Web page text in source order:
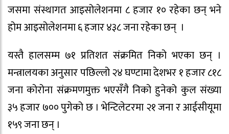
जसमा संस्थागत आइसोलेशनमा ८ हजार १० रहेका छन् भने
होम आइसोलेशनमा ६ हजार ४३८ जना रहेका छन् ।
यस्तै हालसम्म ७१ प्रतिशत संक्रमित निको भएका छन् ।
मन्त्रालयका अनुसार पछिल्लो २४ घण्टामा देशभर १ हजार ८१८
जना कोरोना संक्रमणमुक्त भएसँगै निको हुनेको कुल संख्या
३५ हजार ७०० पुगेको छ । भेन्टिलेटरमा २१ जना र आईसीयूमा
१५९ जना छन् ।